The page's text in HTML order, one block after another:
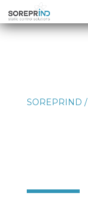
SOREPRIND /